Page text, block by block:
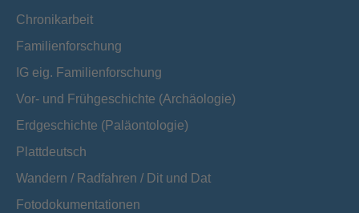
Chronikarbeit
Familienforschung
IG eig. Familienforschung
Vor- und Frühgeschichte (Archäologie)
Erdgeschichte (Paläontologie)
Plattdeutsch
Wandern / Radfahren / Dit und Dat
Fotodokumentationen